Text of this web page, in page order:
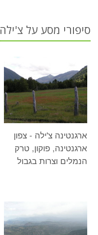
סיפורי מסע על צ'ילה
ארגנטינה צ'ילה - צפון
ארגנטינה, פוקון, טרק
הנמלים וצרות בגבול